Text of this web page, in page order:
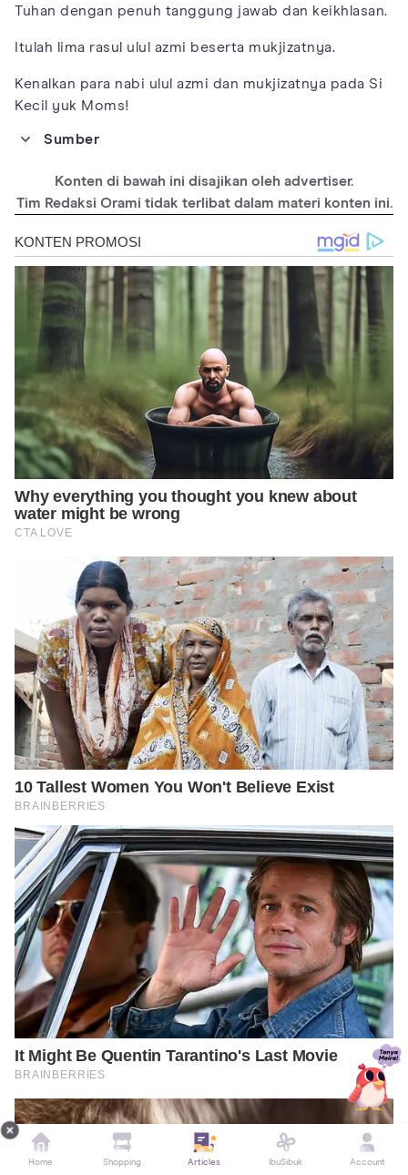
Tuhan dengan penuh tanggung jawab dan keikhlasan.
Itulah lima rasul ulul azmi beserta mukjizatnya.
Kenalkan para nabi ulul azmi dan mukjizatnya pada Si
Kecil yuk Moms!
Sumber
antasari.ac.id/index.php/alhadharah/article/view/1775
https://umma.id/channel/answer/post/apa-itu-ulul-azmi-690531
ulul-azmi-dan_28.html
Konten di bawah ini disajikan oleh advertiser.
Tim Redaksi Orami tidak terlibat dalam materi konten ini.
Home Shopping Articles IbuSibuk Account